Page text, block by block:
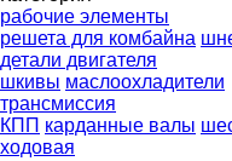
рабочие элементы
решета для комбайна
детали двигателя
шкивы маслоохладители
трансмиссия
КПП карданные валы
ходовая